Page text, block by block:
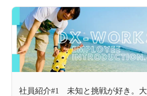
社員紹介#1 未知と挑戦が好き。大